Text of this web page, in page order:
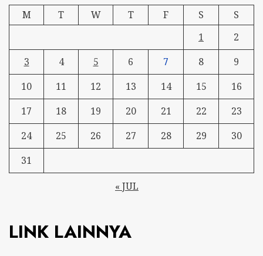
M
T W T F S
S
1
2
3
4 5 6 7 8
9
10
11 12 13 14 15
16
17
18 19 20 21 22
23
24
25 26 27 28 29
30
31
« JUL
LINK LAINNYA